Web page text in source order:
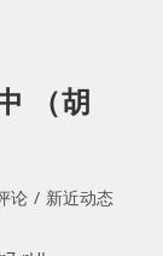
（胡
论 / 新近动态